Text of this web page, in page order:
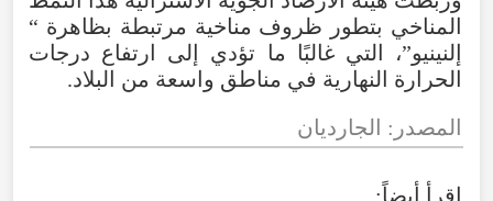
المناخي بتطور ظروف مناخية مرتبطة بظاهرة “
إلنينيو”، التي غالبًا ما تؤدي إلى ارتفاع درجات
الحرارة النهارية في مناطق واسعة من البلاد.
المصدر : الجارديان
اقرأ أيضاً: